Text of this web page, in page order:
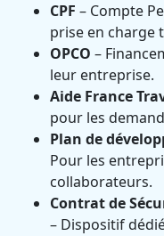
CPF – Compte
prise en charge
OPCO –
leur entreprise.
Aide France
pour les
Plan de
Pour les
collaborateurs.
Contrat de
– Dispositif